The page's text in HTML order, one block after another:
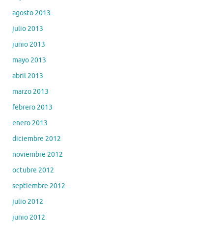
agosto 2013
julio 2013
junio 2013
mayo 2013
abril 2013
marzo 2013
febrero 2013
enero 2013
diciembre 2012
noviembre 2012
octubre 2012
septiembre 2012
julio 2012
junio 2012